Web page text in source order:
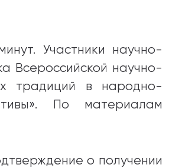
Участники научно-
Всероссийской научно-
традиций в народно-
По материалам
о получении